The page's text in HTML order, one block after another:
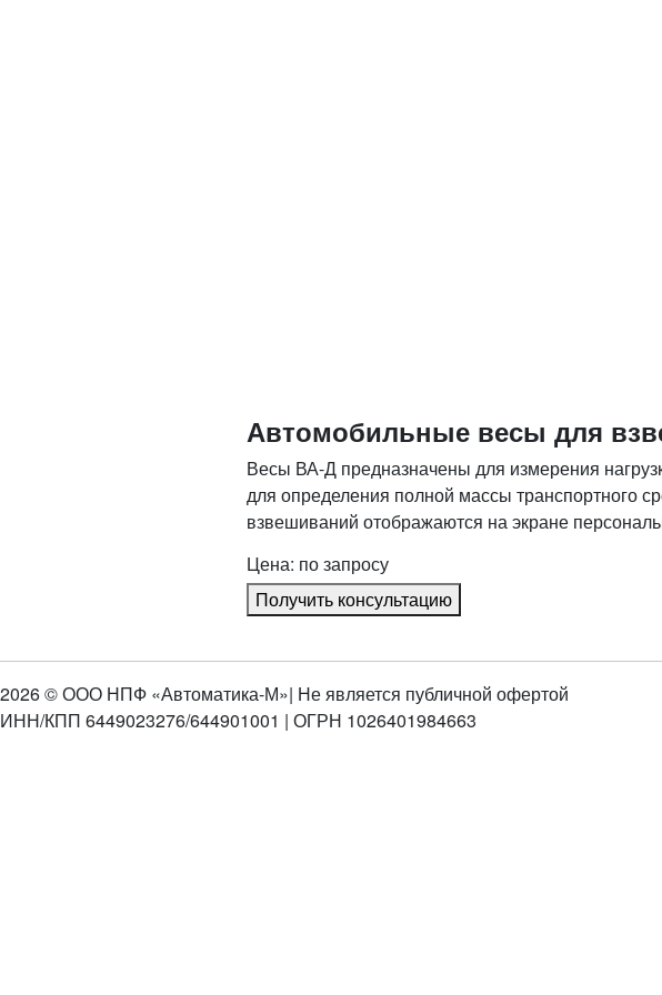
Автомобильные весы для
Весы ВА-Д предназначены для измерения
для определения полной массы транспортного
взвешиваний отображаются на экране
Цена: по запросу
Получить консультацию
2026 © ООО НПФ «Автоматика-М»| Не является публичной офертой
ИНН/КПП 6449023276/644901001 | ОГРН 1026401984663